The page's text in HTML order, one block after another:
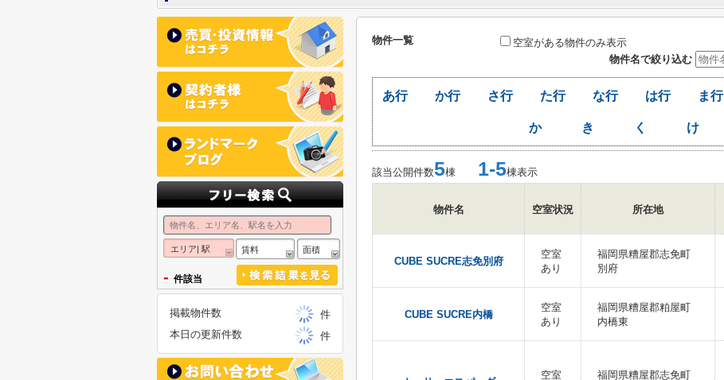
物件一覧
空室がある物件のみ表示
物件名で絞り込む
あ行 か行 さ行 た行 な行 は行 ま行
か き く け
該当公開件数5棟 1-5棟表示
物件名 空室状況 所在地
CUBE SUCRE志免別府
空室
あり
福岡県糟屋郡志免町
別府
CUBE SUCRE内橋
空室
あり
福岡県糟屋郡粕屋町
内橋東
空室
福岡県糟屋郡志免町
エリア| 駅 賃料 面積
- 件該当
掲載物件数
件
本日の更新件数
件